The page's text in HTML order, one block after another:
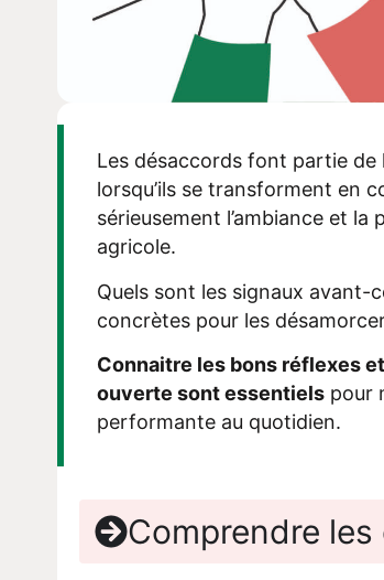
Les désaccords font partie
lorsqu’ils se transforment en
sérieusement l’ambiance et
agricole.
Quels sont les signaux avant-
concrètes pour les
Connaitre les bons réflexes
ouverte sont essentiels pour
performante au quotidien.
Comprendre